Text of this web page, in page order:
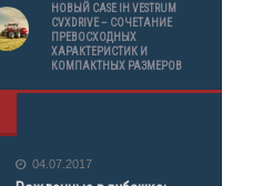
НОВЫЙ CASE IH VESTRUM
CVXDRIVE – СОЧЕТАНИЕ
ПРЕВОСХОДНЫХ
ХАРАКТЕРИСТИК И
КОМПАКТНЫХ РАЗМЕРОВ
04.07.2017